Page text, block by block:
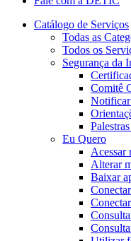
Catálogo de Serviços
Todas as
Todos os
Segurança da
Comitê
Notificar
Eu Quero
Acessar
Alterar
Baixar